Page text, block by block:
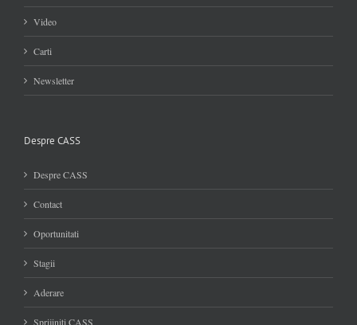
Video
Carti
Newsletter
Despre CASS
Despre CASS
Contact
Oportunitati
Stagii
Aderare
Sprijiniti CASS